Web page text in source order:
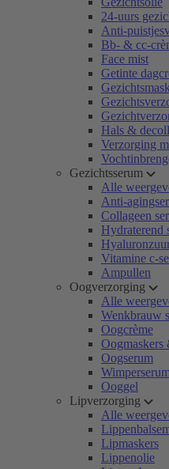
24-uurs
Anti-
Bb- & cc-
Face mist
Getinte
Hals &
Verzorging
Gezichtsserum
Alle
Anti-
Collageen
Hydraterend
Vitamine c-
Ampullen
Oogverzorging
Alle
Wenkbrauw
Oogcrème
Oogmaskers
Oogserum
Wimperserum
Ooggel
Lipverzorging
Alle
Lipmaskers
Lippenolie